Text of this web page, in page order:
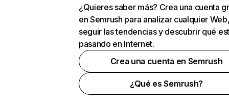
¿Quieres saber más? Crea una cuenta
en Semrush para analizar cualquier
seguir las tendencias y descubrir qué
pasando en Internet.
Crea una cuenta en Semrush
¿Qué es Semrush?